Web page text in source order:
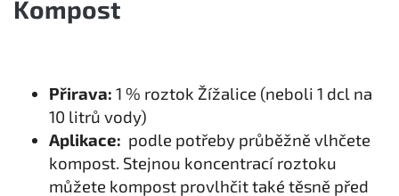
Kompost
Přirava: 1 % roztok Žížalice (neboli 1 dcl na
10 litrů vody)
Aplikace: podle potřeby průběžně vlhčete
kompost. Stejnou koncentrací roztoku
můžete kompost provlhčit také těsně před